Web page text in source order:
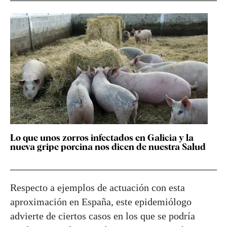
Lo que unos zorros infectados en Galicia y la
nueva gripe porcina nos dicen de nuestra Salud
Respecto a ejemplos de actuación con esta
aproximación en España, este epidemiólogo
advierte de ciertos casos en los que se podría